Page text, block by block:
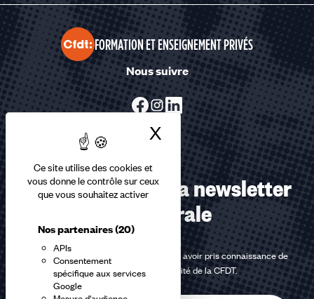
Ce site utilise des cookies et
vous donne le contrôle sur ceux
que vous souhaitez activer
Nos partenaires(20)
APIs
Consentement
spécifique aux services
Google
X Masquer le
FORMATION ET ENSEIGNEMENT PRIVÉS
Nous suivre
Abonnez-vous à la newsletter
confédérale
En m'inscrivant à la newsletter, j'affirme avoir pris connaissance de
lapolitique de confidentialité de la CFDT.